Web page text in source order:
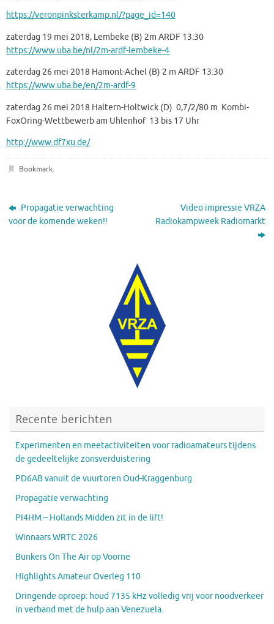
https://veronpinksterkamp.nl/?page_id=140
zaterdag 19 mei 2018, Lembeke (B) 2m ARDF 13:30
https://www.uba.be/nl/2m-ardf-lembeke-4
zaterdag 26 mei 2018 Hamont-Achel (B) 2 m ARDF 13:30
https://www.uba.be/en/2m-ardf-9
zaterdag 26 mei 2018 Haltern-Holtwick (D) 0,7/2/80 m Kombi-
FoxOring-Wettbewerb am Uhlenhof 13 bis 17 Uhr
http://www.df7xu.de/
Bookmark.
Propagatie verwachting
voor de komende weken!!
Video impressie VRZA
Radiokampweek Radiomarkt
Recente berichten
Experimenten en meetactiviteiten voor radioamateurs tijdens
de gedeeltelijke zonsverduistering
PD6AB vanuit de vuurtoren Oud-Kraggenburg
Propagatie verwachting
PI4HM – Hollands Midden zit in de lift!
Winnaars WRTC 2026
Bunkers On The Air op Voorne
Highlights Amateur Overleg 110
Dringende oproep: houd 7135 kHz volledig vrij voor noodverkeer
in verband met de hulp aan Venezuela.